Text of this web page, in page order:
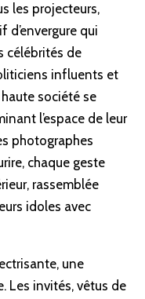
les projecteurs,
qui
célébrités de
influents et
société se
l’espace de leur
photographes
chaque geste
rassemblée
idoles avec
une
Les invités, vêtus de